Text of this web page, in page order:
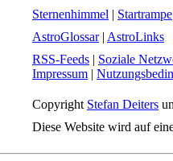
Sternenhimmel | Startrampe
AstroGlossar| AstroLinks
RSS-Feeds | Soziale
Impressum |
Copyright Stefan Deiters
Diese Website wird auf